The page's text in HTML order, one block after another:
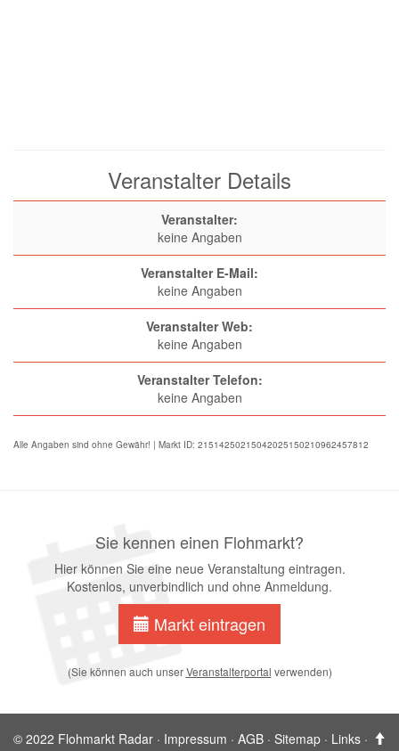
Veranstalter Details
Veranstalter:
keine Angaben
Veranstalter E-Mail:
keine Angaben
Veranstalter Web:
keine Angaben
Veranstalter Telefon:
keine Angaben
Alle Angaben sind ohne Gewähr! | Markt ID: 21514250215042025150210962457812
Sie kennen einen Flohmarkt?
Hier können Sie eine neue Veranstaltung eintragen.
Kostenlos, unverbindlich und ohne Anmeldung.
Markt eintragen
(Sie können auch unserVeranstalterportal verwenden)
© 2022 Flohmarkt Radar · Impressum · AGB · Sitemap · Links ·